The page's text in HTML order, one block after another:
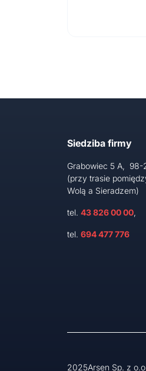
Siedziba firmy
Grabowiec 5 A, 98-
(przy trasie
Wolą a Sieradzem)
tel. 43 826 00 00,
tel. 694 477 776
2025Arsen Sp. z